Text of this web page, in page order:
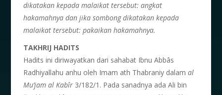
dikatakan kepada malaikat tersebut: angkat
hakamahnya dan jika sombong dikatakan kepada
malaikat tersebut: pakaikan hakamahnya.
TAKHRIJ HADITS
Hadits ini diriwayatkan dari sahabat Ibnu Abbâs
Radhiyallahu anhu oleh Imam ath Thabraniy dalamal
Mu’jam al Kabîr 3/182/1. Pada sanadnya ada Ali bin